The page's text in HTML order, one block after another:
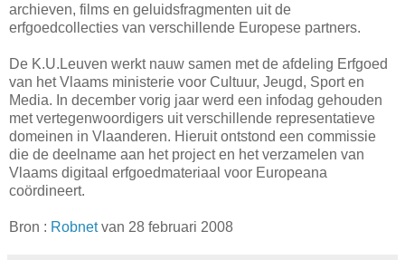
archieven, films en geluidsfragmenten uit de
erfgoedcollecties van verschillende Europese partners.
De K.U.Leuven werkt nauw samen met de afdeling Erfgoed
van het Vlaams ministerie voor Cultuur, Jeugd, Sport en
Media. In december vorig jaar werd een infodag gehouden
met vertegenwoordigers uit verschillende representatieve
domeinen in Vlaanderen. Hieruit ontstond een commissie
die de deelname aan het project en het verzamelen van
Vlaams digitaal erfgoedmateriaal voor Europeana
coördineert.
Bron : Robnetvan 28 februari 2008